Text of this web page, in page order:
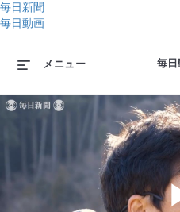
毎日新聞
毎日動画
毎日
メニュー